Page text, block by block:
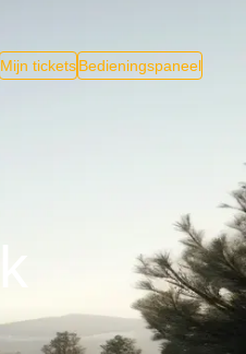
Mijn ticketsBedieningspaneel